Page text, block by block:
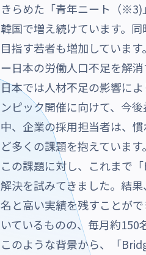
きらめた「青年ニート（※3)
韓国で増え続けています。
目指す若者も増加しています。
ー日本の労働人口不足を解
日本では人材不足の影響に
ンピック開催に向けて、今
中、企業の採用担当者は、
ど多くの課題を抱えています。
この課題に対し、これまで
解決を試みてきました。結
名と高い実績を残すことが
いているものの、毎月約150
このような背景から、「